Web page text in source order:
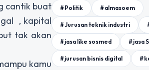
cantik buat
, kapital
tak akan
kamu
#Politik #almasoem
#Jurusan teknik industri
#jasa like sosmed #jasa
#jurusan bisnis digital